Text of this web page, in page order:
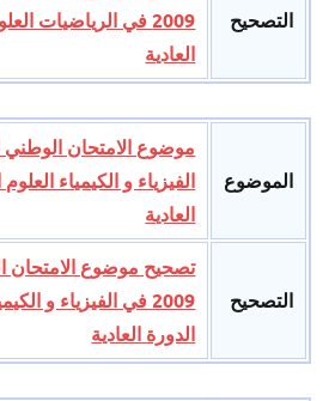
التصحيح
2009 في الرياضيات
العادية
الموضوع
الفيزياء و الكيمياء
العادية
التصحيح
تصحيح موضوع الامتحان
2009 في الفيزياء و
الدورة العادية